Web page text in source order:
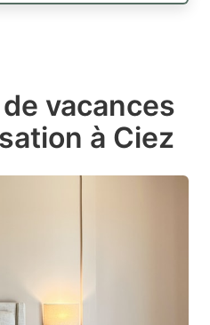
vacances
à Ciez